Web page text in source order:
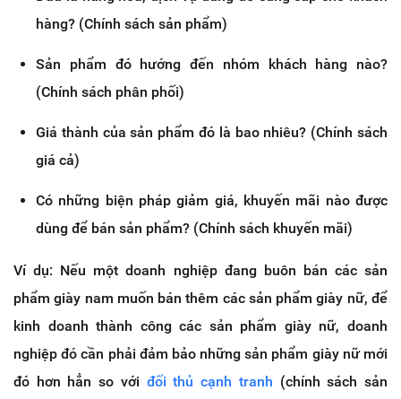
hàng? (Chính sách sản phẩm)
Sản phẩm đó hướng đến nhóm khách hàng nào?
(Chính sách phân phối)
Giá thành của sản phẩm đó là bao nhiêu? (Chính sách
giá cả)
Có những biện pháp giảm giá, khuyến mãi nào được
dùng để bán sản phẩm? (Chính sách khuyến mãi)
Ví dụ: Nếu một doanh nghiệp đang buôn bán các sản
phẩm giày nam muốn bán thêm các sản phẩm giày nữ, để
kinh doanh thành công các sản phẩm giày nữ, doanh
nghiệp đó cần phải đảm bảo những sản phẩm giày nữ mới
đó hơn hẳn so với đối thủ cạnh tranh (chính sách sản